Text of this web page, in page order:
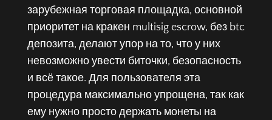
зарубежная торговая площадка, основной
приоритет на кракен multisig escrow, без btc
депозита, делают упор на то, что у них
невозможно увести биточки, безопасность
и всё такое. Для пользователя эта
процедура максимально упрощена, так как
ему нужно просто держать монеты на